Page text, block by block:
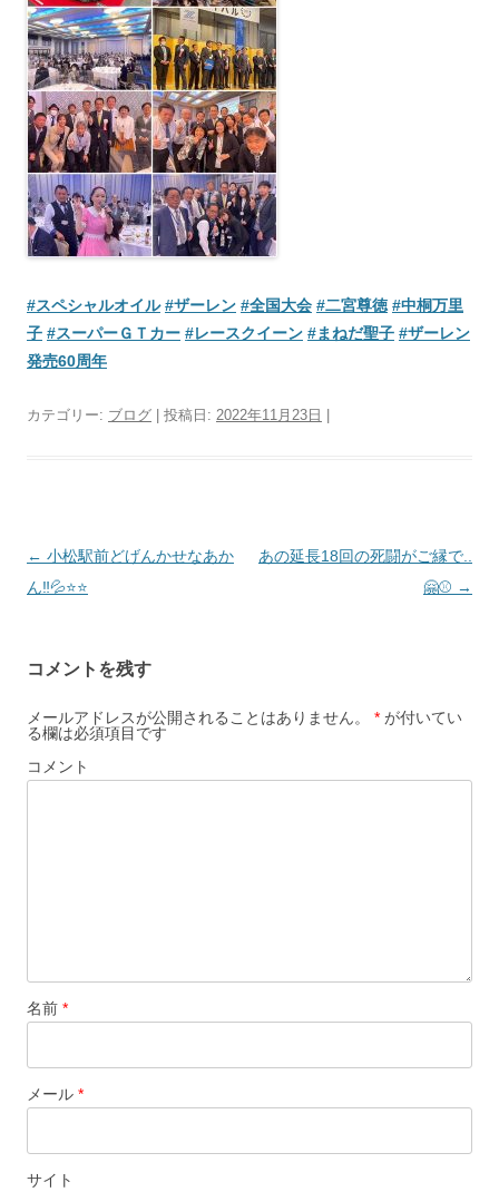
#スペシャルオイル #ザーレン #全国大会 #二宮尊徳 #中桐万里
子 #スーパーＧＴカー #レースクイーン #まねだ聖子 #ザーレン
発売60周年
カテゴリー: ブログ | 投稿日: 2022年11月23日
投
稿
ゲ
ー
シ
ョ
← 小松駅前どげんかせなあか
ん‼︎💦⭐️⭐️
あの延長18回の死闘がご縁で..
🤗⚾️ →
コメントを残す
メールアドレスが公開されることはありません。 * が付いてい
る欄は必須項目です
コメント
名前 *
メール *
サイト